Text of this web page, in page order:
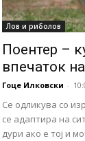
Лов и риболов
Поентер –
впечаток
Гоце Илковски -
Се одликува со
се адаптира на
дури ако е тој и